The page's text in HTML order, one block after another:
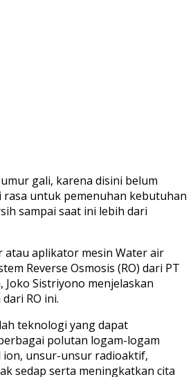
gali, karena disini belum
rasa untuk pemenuhan kebutuhan
sampai saat ini lebih dari
atau aplikator mesin Water air
Reverse Osmosis (RO) dari PT
Joko Sistriyono menjelaskan
RO ini.
teknologi yang dapat
polutan logam-logam
ion, unsur-unsur radioaktif,
sedap serta meningkatkan cita